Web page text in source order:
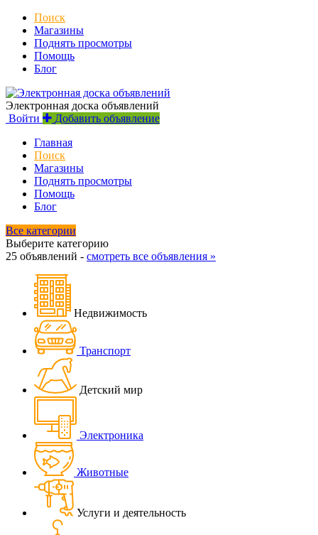
Поиск
Магазины
Поднять просмотры
Помощь
Блог
Электронная доска объявлений
Войти
Добавить объявление
Главная
Поиск
Магазины
Поднять просмотры
Помощь
Блог
Все категории
Выберите категорию
25 объявлений - смотреть все объявления »
Недвижимость
Транспорт
Детский мир
Электроника
Животные
Услуги и деятельность